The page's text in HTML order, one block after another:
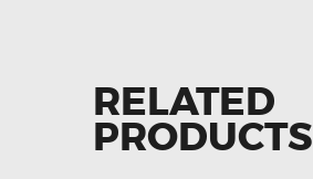
RELATED
PRODUCTS